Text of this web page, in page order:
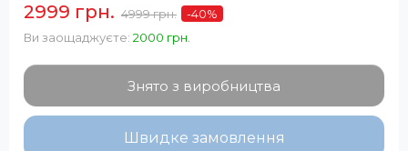
2999 грн. 4999 грн. -40%
Ви заощаджуєте: 2000 грн.
Швидке замовлення
Знято з виробництва